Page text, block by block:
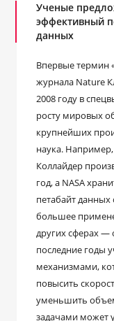
Ученые
эффективный
данных
Впервые термин
журнала Nature
2008 году в
росту мировых
крупнейших
наука.
Коллайдер
год, а NASA
петабайт
большее
других сферах —
последние годы
механизмами,
повысить
уменьшить
задачами может